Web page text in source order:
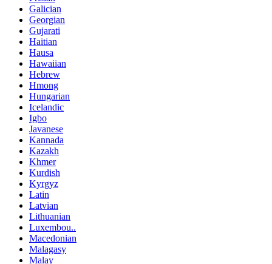
Galician
Georgian
Gujarati
Haitian
Hausa
Hawaiian
Hebrew
Hmong
Hungarian
Icelandic
Igbo
Javanese
Kannada
Kazakh
Khmer
Kurdish
Kyrgyz
Latin
Latvian
Lithuanian
Luxembou..
Macedonian
Malagasy
Malay